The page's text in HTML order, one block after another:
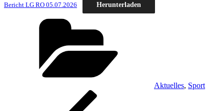
Bericht LG RO 05.07.2026 Herunterladen
Aktuelles, Sport
Beitragsnavigation